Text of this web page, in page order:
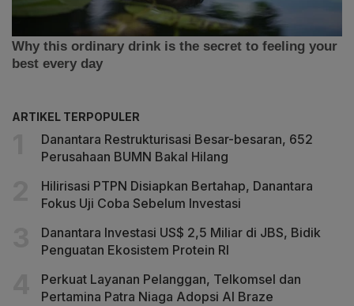
ARTIKEL TERPOPULER
Danantara Restrukturisasi Besar-besaran, 652
Perusahaan BUMN Bakal Hilang
Hilirisasi PTPN Disiapkan Bertahap, Danantara
Fokus Uji Coba Sebelum Investasi
Danantara Investasi US$ 2,5 Miliar di JBS, Bidik
Penguatan Ekosistem Protein RI
Perkuat Layanan Pelanggan, Telkomsel dan
Pertamina Patra Niaga Adopsi AI Braze